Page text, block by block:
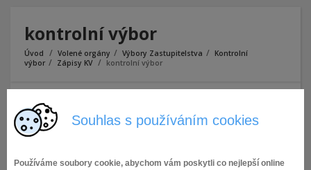
Souhlas s používáním cookies
Používáme soubory cookie, abychom vám poskytli co nejlepší online
kontrolní výbor
Úvod Volené orgány Výbory Zastupitelstva
Kontrolní
výbor
Zápisy KV kontrolní výbor
kontrolní výbor